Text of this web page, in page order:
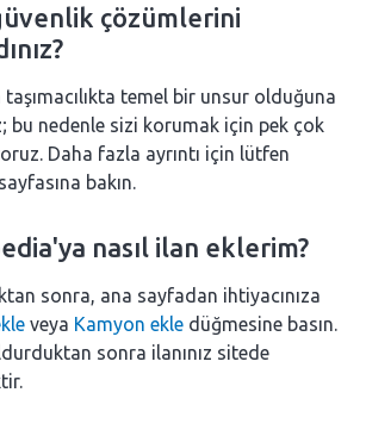
çözümlerini
taşımacılıkta temel bir unsur olduğuna
bu nedenle sizi korumak için pek çok
Daha fazla ayrıntı için lütfen
sayfasına bakın.
nasıl ilan eklerim?
sonra, ana sayfadan ihtiyacınıza
veya Kamyon ekle düğmesine basın.
sonra ilanınız sitede